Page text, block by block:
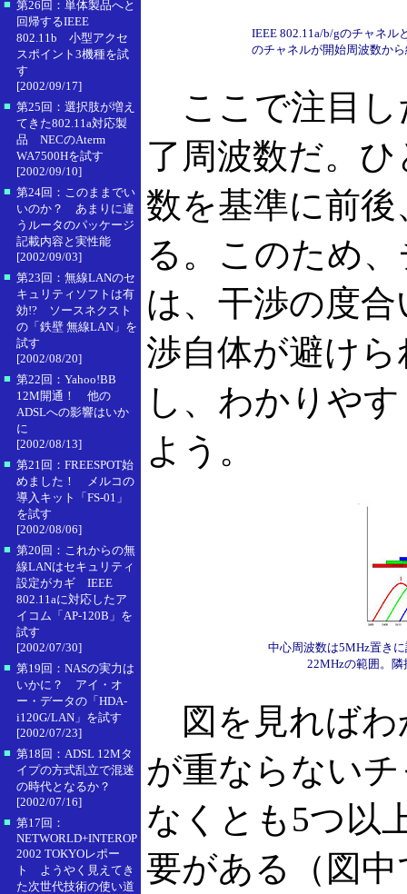
■ 第26回：単体製品へと
回帰するIEEE
802.11b 小型アクセ
スポイント3機種を試
す
[2002/09/17]
■ 第25回：選択肢が増え
てきた802.11a対応製
品 NECのAterm
WA7500Hを試す
[2002/09/10]
■ 第24回：このままでい
いのか？ あまりに違
うルータのパッケージ
記載内容と実性能
[2002/09/03]
■ 第23回：無線LANのセ
キュリティソフトは有
効!? ソースネクスト
の「鉄壁 無線LAN」を
試す
[2002/08/20]
■ 第22回：Yahoo!BB
12M開通！ 他の
ADSLへの影響はいか
に
[2002/08/13]
■ 第21回：FREESPOT始
めました！ メルコの
導入キット「FS-01」
を試す
[2002/08/06]
■ 第20回：これからの無
線LANはセキュリティ
設定がカギ IEEE
802.11aに対応したア
イコム「AP-120B」を
試す
[2002/07/30]
■ 第19回：NASの実力は
いかに？ アイ・オ
ー・データの「HDA-
i120G/LAN」を試す
[2002/07/23]
■ 第18回：ADSL 12Mタ
イプの方式乱立で混迷
の時代となるか？
[2002/07/16]
■ 第17回：
NETWORLD+INTEROP
2002 TOKYOレポー
ト ようやく見えてき
た次世代技術の使い道
IEEE 802.11a/b/gのチャネ
のチャネルが開始周波数か
ここで注目し
了周波数だ。
数を基準に前
る。このため
は、干渉の度
渉自体が避け
し、わかりや
よう。
中心周波数は5MHz置き
22MHzの範囲。
図を見ればわ
が重ならない
なくとも5つ以
要がある（図